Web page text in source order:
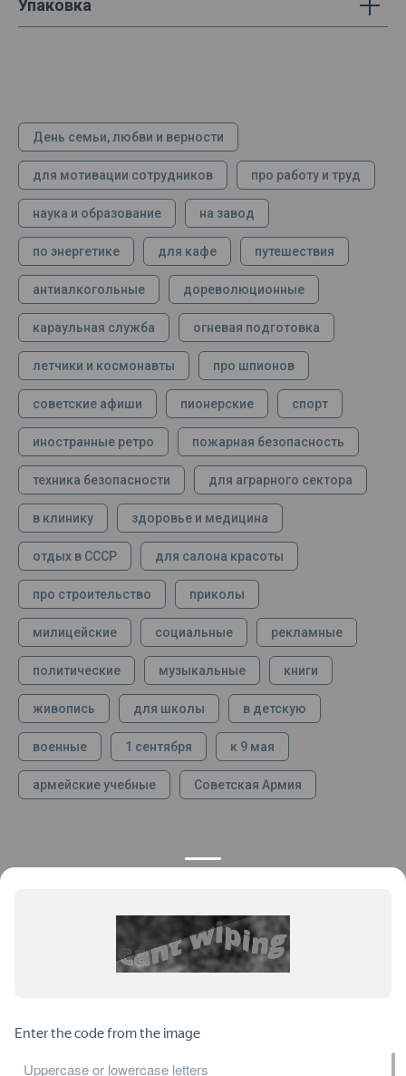
Упаковка
День семьи, любви и верности
для мотивации сотрудников про работу и труд
наука и образование на завод
по энергетике для кафе путешествия
антиалкогольные дореволюционные
караульная служба огневая подготовка
летчики и космонавты про шпионов
советские афиши пионерские спорт
иностранные ретро пожарная безопасность
техника безопасности для аграрного сектора
в клинику здоровье и медицина
отдых в СССР для салона красоты
про строительство приколы
милицейские социальные рекламные
политические музыкальные книги
живопись для школы в детскую
военные 1 сентября к 9 мая
армейские учебные Советская Армия
ПРОДУКЦИЯ
Каталог